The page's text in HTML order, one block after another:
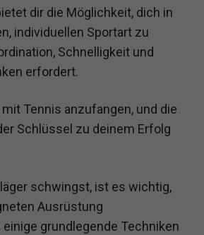
dir die Möglichkeit, dich in
individuellen Sportart zu
Schnelligkeit und
erfordert.
Tennis anzufangen, und die
Schlüssel zu deinem Erfolg
schwingst, ist es wichtig,
Ausrüstung
grundlegende Techniken